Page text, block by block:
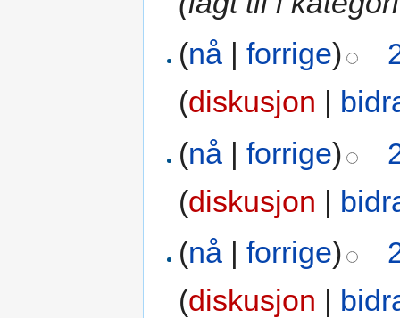
(nå |forrige)
(diskusjon |
(nå |forrige)
(diskusjon |
(nå |forrige)
(diskusjon |